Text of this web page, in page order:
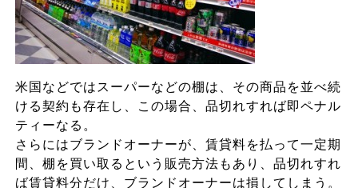
米国などではスーパーなどの棚は、その商品を並べ続
ける契約も存在し、この場合、品切れすれば即ペナル
ティーなる。
さらにはブランドオーナーが、賃貸料を払って一定期
間、棚を買い取るという販売方法もあり、品切れすれ
ば賃貸料分だけ、ブランドオーナーは損してしまう。